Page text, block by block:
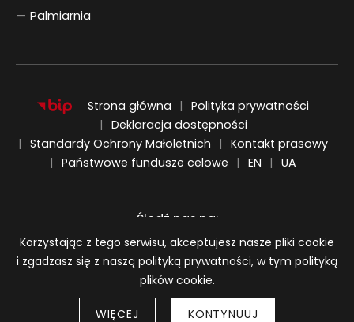
Palmiarnia
Strona główna
Polityka prywatności
Deklaracja dostępności
Standardy Ochrony Małoletnich
Kontakt prasowy
Państwowe fundusze celowe
EN
ENGLISH
UA
UKRAIŃSKI
Śledź nas na:
Informacja o plikach cookie
Korzystając z tego serwisu, akceptujesz nasze pliki cookie
i zgadzasz się z naszą polityką prywatności, w tym polityką
plików cookie.
WIĘCEJ KONTYNUUJ